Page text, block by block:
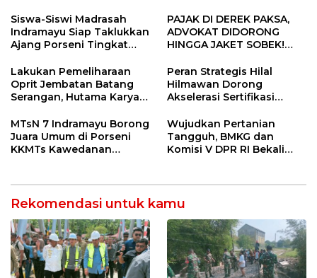
Siswa-Siswi Madrasah
Indramayu Siap Taklukkan
Ajang Porseni Tingkat
PAJAK DI DEREK PAKSA,
ADVOKAT DIDORONG
HINGGA JAKET SOBEK!
Ngamuk Kepung Polresta
Pekanbaru!
Lakukan Pemeliharaan
Oprit Jembatan Batang
Serangan, Hutama Karya
55 Tol Binjai–Langsa
Peran Strategis Hilal
Hilmawan Dorong
Akselerasi Sertifikasi
Entaskan Kemiskinan di
Indramayu
MTsN 7 Indramayu Borong
Juara Umum di Porseni
KKMTs Kawedanan
Wujudkan Pertanian
Tangguh, BMKG dan
Komisi V DPR RI Bekali
Rekomendasi untuk kamu